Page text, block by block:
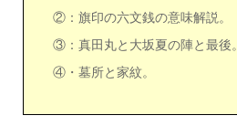
②：旗印の六文銭の意味解説。
③：真田丸と大坂夏の陣と最後。
④・墓所と家紋。